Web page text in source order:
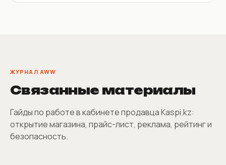
ЖУРНАЛ AWW
Связанные материалы
Гайды по работе в кабинете продавца Kaspi.kz:
открытие магазина, прайс-лист, реклама, рейтинг и
безопасность.